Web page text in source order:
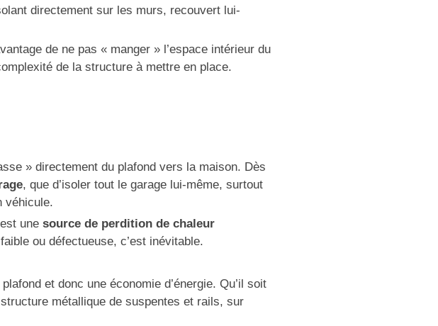
directement sur les murs, recouvert lui-
de ne pas « manger » l’espace intérieur du
de la structure à mettre en place.
» directement du plafond vers la maison. Dès
, que d’isoler tout le garage lui-même, surtout
véhicule.
est une source de perdition de chaleur
ou défectueuse, c’est inévitable.
et donc une économie d’énergie. Qu’il soit
métallique de suspentes et rails, sur